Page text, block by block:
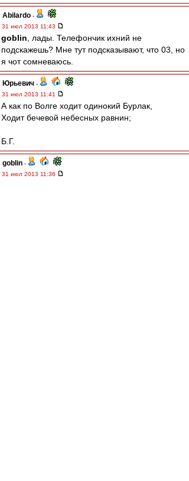
Abilardo -
31 июл 2013 11:43
goblin , лады. Телефончик ихний не
подскажешь? Мне тут подсказывают, что 03, но
я чот сомневаюсь.
Юрьевич -
31 июл 2013 11:41
А как по Волге ходит одинокий Бурлак,
Ходит бечевой небесных равнин;
Б.Г.
goblin -
31 июл 2013 11:36